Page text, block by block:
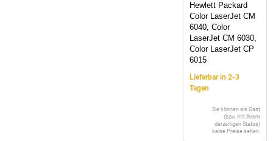
Hewlett Packard
Color LaserJet CM
6040, Color
LaserJet CM 6030,
Color LaserJet CP
6015
Lieferbar in 2-3
Tagen
Sie können als Gast
(bzw. mit Ihrem
derzeitigen Status)
keine Preise sehen.